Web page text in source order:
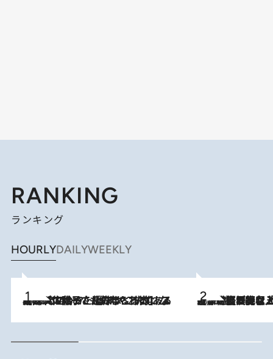
RANKING
ランキング
HOURLYDAILYWEEKLY
2026.8.5
【阿川佐和子さんの年とる力】なぜ70代で始めた趣味は“こんなに楽しい”のか？ ピアノ、俳句…スランプに陥っても続けられる“ある秘訣”とは 2026.8.5
【なぜ吉沢亮は「気配を消せる」のか？】興行収入208億の『国宝』を経て挑むミュージカル『ディア・エヴァン・ハンセン』。トップ俳優が舞台上でさらけ出した“孤独”とは